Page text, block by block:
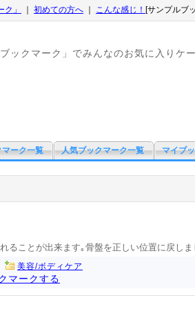
」 初めての方へ こんな感じ！ [サンプルブ
ックマーク」でみんなのお気に入りケ
ーク一覧 人気ブックマーク一覧 マイブ
ることが出来ます｡骨盤を正しい位置に戻しま
美容/ボディケア
マークする